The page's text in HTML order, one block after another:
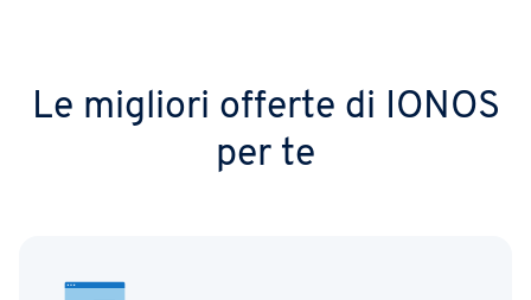
Le migliori offerte di IONOS
per te